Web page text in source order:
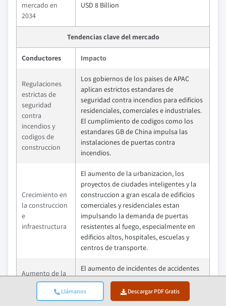
Llámanos Descargar PDF Gratis
mercado en
2034
USD 8 Billion
Tendencias clave del mercado
Conductores Impacto
Regulaciones
estrictas de
seguridad
contra
incendios y
codigos de
construccion
Los gobiernos de los paises de APAC
aplican estrictos estandares de
seguridad contra incendios para edificios
residenciales, comerciales e industriales.
El cumplimiento de codigos como los
estandares GB de China impulsa las
instalaciones de puertas contra
incendios.
Crecimiento en
la construccion
e
infraestructura
El aumento de la urbanizacion, los
proyectos de ciudades inteligentes y la
construccion a gran escala de edificios
comerciales y residenciales estan
impulsando la demanda de puertas
resistentes al fuego, especialmente en
edificios altos, hospitales, escuelas y
centros de transporte.
Aumento de la
conciencia
El aumento de incidentes de accidentes
por incendios y los requisitos de seguros
mas estrictos estan obligando a los
propietarios de edificios y gerentes de